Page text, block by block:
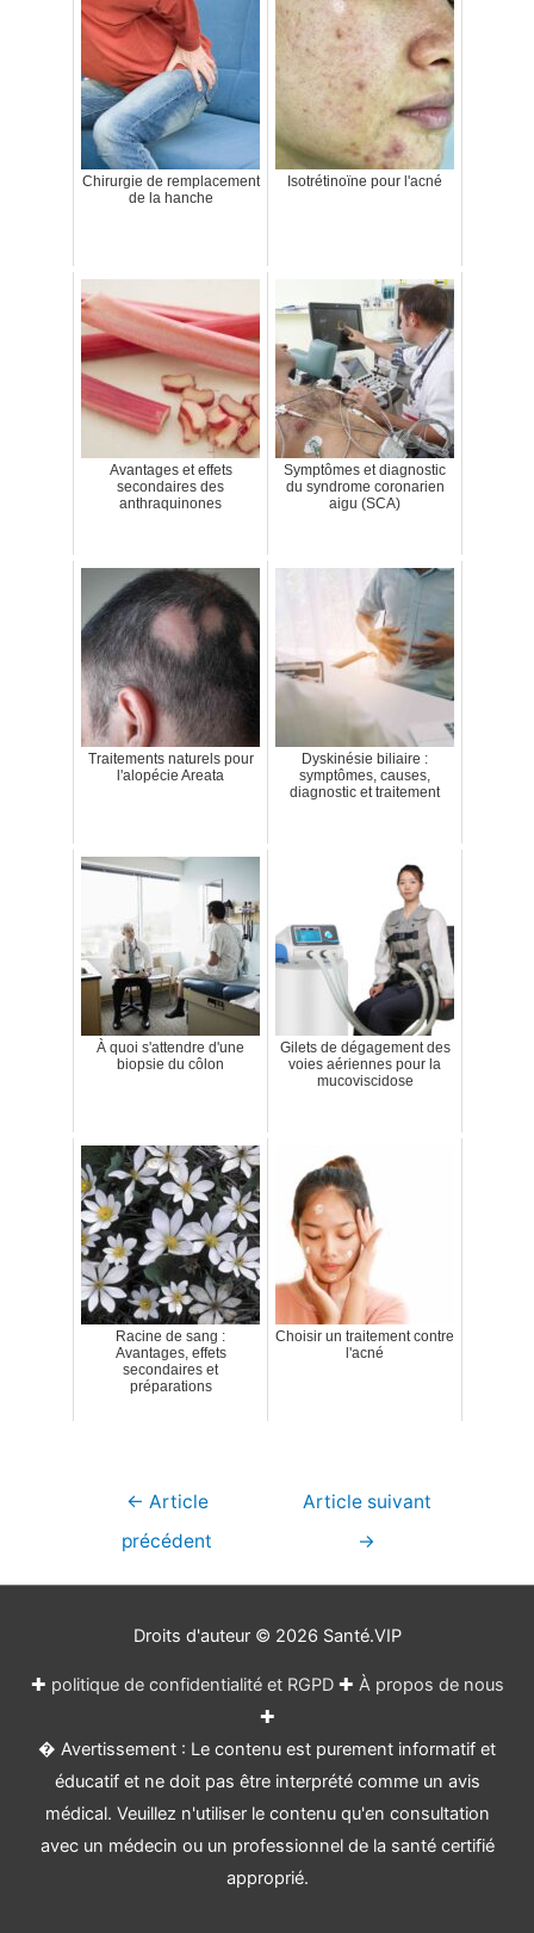
Chirurgie de remplacement
de la hanche
Isotrétinoïne pour l'acné
Avantages et effets
secondaires des
anthraquinones
Symptômes et diagnostic
du syndrome coronarien
aigu (SCA)
Traitements naturels pour
l'alopécie Areata
Dyskinésie biliaire :
symptômes, causes,
diagnostic et traitement
À quoi s'attendre d'une
biopsie du côlon
Gilets de dégagement des
voies aériennes pour la
mucoviscidose
Racine de sang :
Avantages, effets
secondaires et
préparations
Choisir un traitement contre
l'acné
Navigation
← Article
précédent
Article suivant
→
Droits d'auteur © 2026 Santé.VIP
✚ politique de confidentialité et RGPD✚ À propos de nous
✚
� Avertissement : Le contenu est purement informatif et
éducatif et ne doit pas être interprété comme un avis
médical. Veuillez n'utiliser le contenu qu'en consultation
avec un médecin ou un professionnel de la santé certifié
approprié.